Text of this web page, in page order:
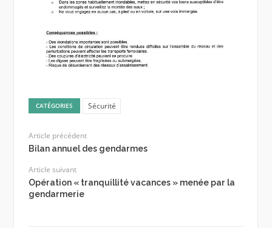
CATÉGORIES Sécurité
Article précédent
Bilan annuel des gendarmes
Article suivant
Opération « tranquillité vacances » menée par la
gendarmerie